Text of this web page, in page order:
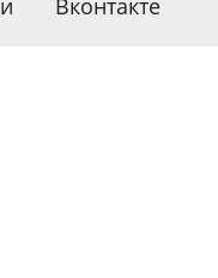
и Вконтакте